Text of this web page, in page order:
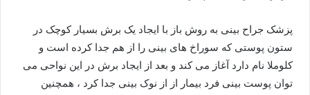
پزشک جراح بینی به روش باز با ایجاد یک برش بسیار کوچک در
ستون پوستی که سوراخ های بینی را از هم جدا کرده است و
کلوملا نام دارد آغاز می کند و بعد از ایجاد برش در این نواحی می
توان پوست بینی فرد بیمار از از نوک بینی جدا کرد ، همچنین